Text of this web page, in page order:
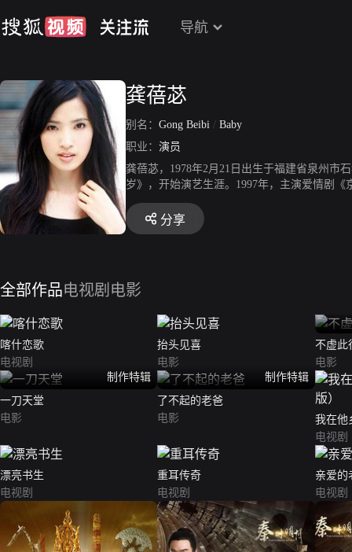
导航
龚蓓苾
别名： Gong Beibi / Baby
职业： 演员
龚蓓苾，1978年2月21日出生于福建省泉州市
岁》，开始演艺生涯。1997年，主演爱情剧
十四》。2005年，凭借爱情喜剧电影《独自
年，主演悬疑片《B+侦探》。2010年，主演
主演灾难电影《飞跃地心》；同年，主演古
分享
全部作品电视剧 电影
喀什恋歌
电视剧
抬头见喜
电影
不虚此
电影
制作特辑
一刀天堂
电影
制作特辑
了不起的老爸
电影
我在他
电视剧
漂亮书生
电视剧
重耳传奇
电视剧
亲爱的
电视剧